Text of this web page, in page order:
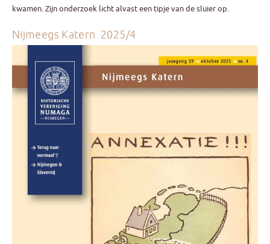
kwamen. Zijn onderzoek licht alvast een tipje van de sluier op.
Nijmeegs Katern 2025/4